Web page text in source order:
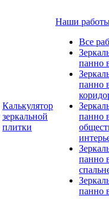
Калькулятор
зеркальной
плитки
Наши
Все
панно
панно
панно
панно
панно